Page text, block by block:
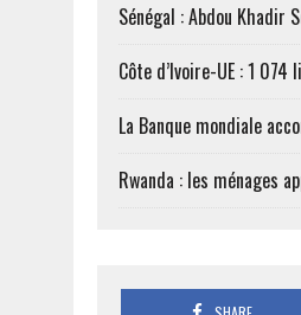
Sénégal : Abdou Khadir
Côte d’Ivoire-UE : 1
La Banque mondiale
Rwanda : les ménages